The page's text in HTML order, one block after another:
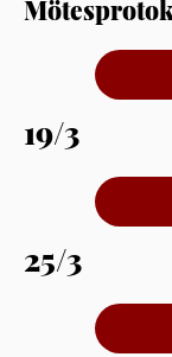
19/3
25/3